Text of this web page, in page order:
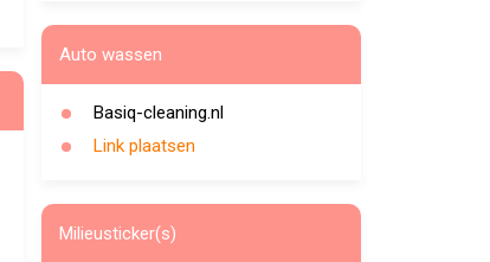
Auto wassen
Basiq-cleaning.nl
Link plaatsen
Milieusticker(s)